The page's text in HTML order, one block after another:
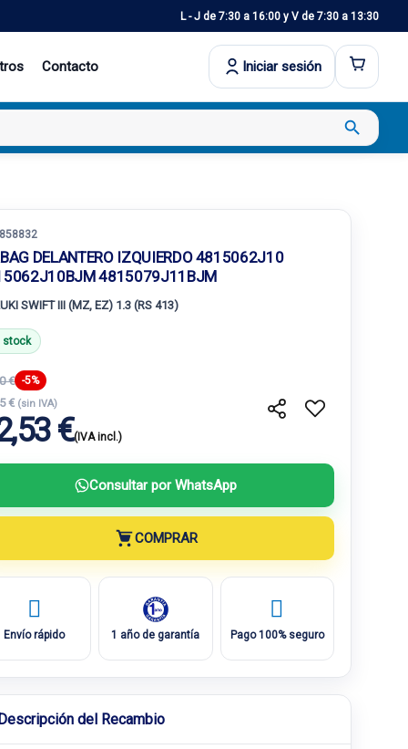
L - J de 7:30 a 16:00 y V de 7:30 a 13:30
Contacto Iniciar sesión
search
DELANTERO IZQUIERDO 4815062J10
4815079J11BJM
SWIFT III (MZ, EZ) 1.3 (RS 413)
stock
€ -5%
€ (sin IVA)
€(IVA incl.)
Consultar por WhatsApp
COMPRAR
Envío rápido 1 año de garantía Pago 100% seguro
del Recambio